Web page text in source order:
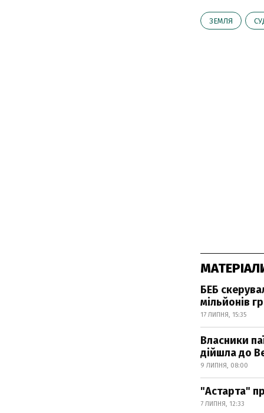
ЗЕМЛЯ
БЕБ
мільйонів
17 ЛИПНЯ, 15:35
Власники
дійшла до
9 ЛИПНЯ, 08:00
"Астарта"
7 ЛИПНЯ, 12:33